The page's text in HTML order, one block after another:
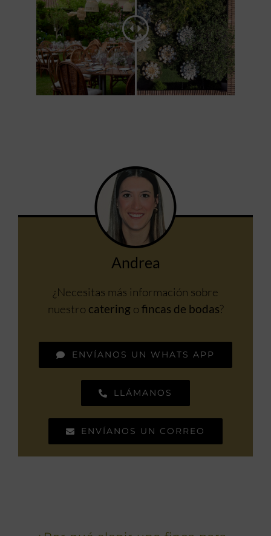
Andrea
¿Necesitas más información sobre
nuestro catering o fincas de bodas?
ENVÍANOS UN WHATS APP
LLÁMANOS
ENVÍANOS UN CORREO